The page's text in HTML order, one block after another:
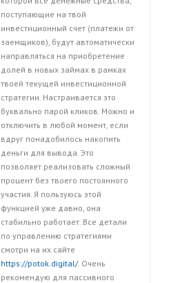
поступающие на твой
инвестиционный счет (платежи от
заемщиков), будут автоматически
направляться на приобретение
долей в новых займах в рамках
твоей текущей инвестиционной
стратегии. Настраивается это
буквально парой кликов. Можно и
отключить в любой момент, если
вдруг понадобилось накопить
деньги для вывода. Это
позволяет реализовать сложный
процент без твоего постоянного
участия. Я пользуюсь этой
функцией уже давно, она
стабильно работает. Все детали
по управлению стратегиями
смотри на их сайте
https://potok.digital/. Очень
рекомендую для пассивного